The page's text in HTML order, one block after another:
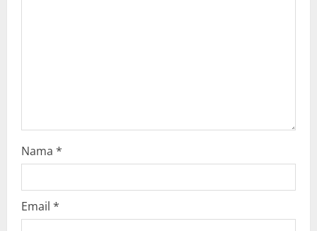
Nama *
Email *